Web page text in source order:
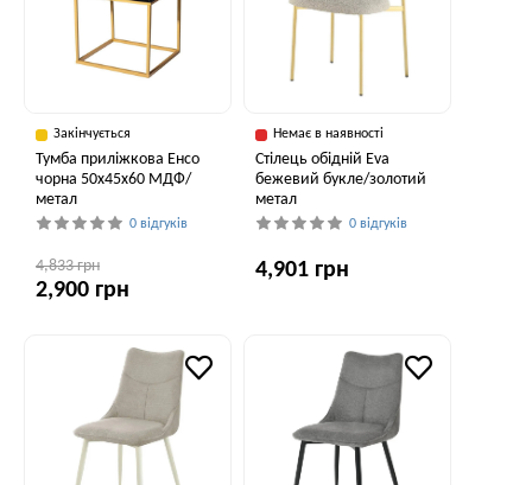
Закінчується
Тумба приліжкова Енсо
чорна 50x45x60 МДФ/
метал
0 відгуків
4,833 грн
2,900 грн
Немає в наявності
Cтілець обідній Eva
бежевий букле/золотий
метал
0 відгуків
4,901 грн